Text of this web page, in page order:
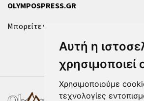
Αυτή η
χρησιμοποιεί
Χρησιμοποιούμε
τεχνολογίες
OLYMPOSPRESS.GR
Μπορείτε να επικοινωνήσετε μαζί μας